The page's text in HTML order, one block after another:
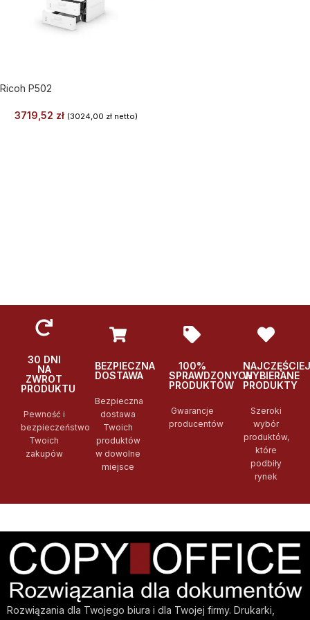
Ricoh P502
3719,52 zł (3024,00 złnetto)
30 DNI
NA
ZWROT
PRODUKTU
Pewność i
bezpieczeństwo
Twoich
zakupów
BEZPIECZNA
DOSTAWA
Bezpieczna
dostawa
Twoich
produktów
w dowolne
miejsce
100%
SPRAWDZONYCH
PRODUKTÓW
Gwarancje
producentów
NAJCZĘŚCIEJ
WYBIERANE
PRODUKTY
Szeroki
wybór
produktów,
które
podbiły
rynek
Rozwiązania dla Twojego biura i dla Twojej firmy. Drukarki,